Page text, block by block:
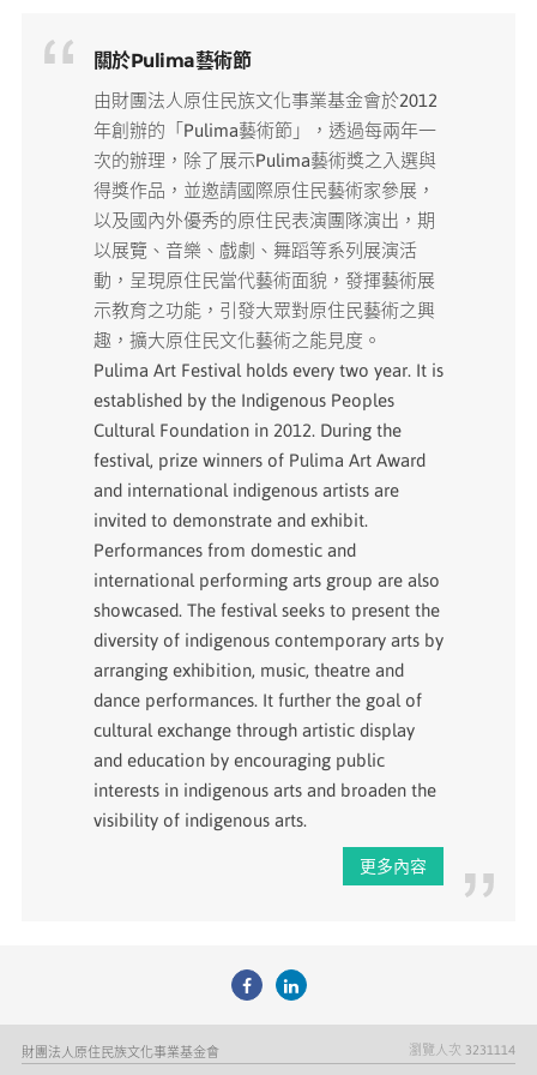
關於Pulima藝術節
由財團法人原住民族文化事業基金會於2012
年創辦的「Pulima藝術節」，透過每兩年一
次的辦理，除了展示Pulima藝術獎之入選與
得獎作品，並邀請國際原住民藝術家參展，
以及國內外優秀的原住民表演團隊演出，期
以展覽、音樂、戲劇、舞蹈等系列展演活
動，呈現原住民當代藝術面貌，發揮藝術展
示教育之功能，引發大眾對原住民藝術之興
趣，擴大原住民文化藝術之能見度。
Pulima Art Festival holds every two year. It is
established by the Indigenous Peoples
Cultural Foundation in 2012. During the
festival, prize winners of Pulima Art Award
and international indigenous artists are
invited to demonstrate and exhibit.
Performances from domestic and
international performing arts group are also
showcased. The festival seeks to present the
diversity of indigenous contemporary arts by
arranging exhibition, music, theatre and
dance performances. It further the goal of
cultural exchange through artistic display
and education by encouraging public
interests in indigenous arts and broaden the
visibility of indigenous arts.
更多內容
瀏覽人次 3231114
財團法人原住民族文化事業基金會